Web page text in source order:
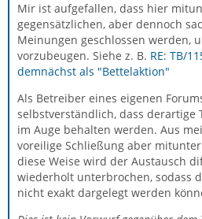
Mir ist aufgefallen, dass hier
gegensätzlichen, aber dennoch
Meinungen geschlossen werden,
vorzubeugen. Siehe z. B. RE: TB/
demnächst als "Bettelaktion"
Als Betreiber eines eigenen
selbstverständlich, dass derartige
im Auge behalten werden. Aus
voreilige Schließung aber
diese Weise wird der Austausch
wiederholt unterbrochen, sodass
nicht exakt dargelegt werden